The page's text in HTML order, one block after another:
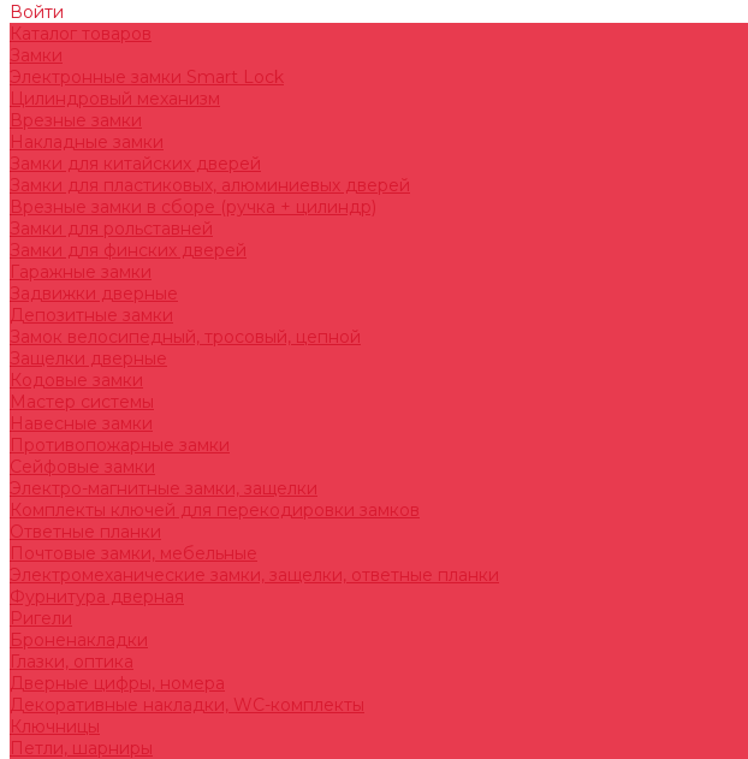
Войти
Каталог товаров
Замки
Электронные замки Smart Lock
Цилиндровый механизм
Врезные замки
Накладные замки
Замки для китайских дверей
Замки для пластиковых, алюминиевых дверей
Врезные замки в сборе (ручка + цилиндр)
Замки для рольставней
Замки для финских дверей
Гаражные замки
Задвижки дверные
Депозитные замки
Замок велосипедный, тросовый, цепной
Защелки дверные
Кодовые замки
Мастер системы
Навесные замки
Противопожарные замки
Сейфовые замки
Электро-магнитные замки, защелки
Комплекты ключей для перекодировки замков
Ответные планки
Почтовые замки, мебельные
Электромеханические замки, защелки, ответные планки
Фурнитура дверная
Ригели
Броненакладки
Глазки, оптика
Дверные цифры, номера
Декоративные накладки, WC-комплекты
Ключницы
Петли, шарниры